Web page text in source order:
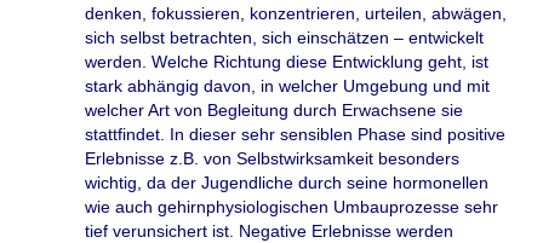
denken, fokussieren, konzentrieren, urteilen, abwägen,
sich selbst betrachten, sich einschätzen – entwickelt
werden. Welche Richtung diese Entwicklung geht, ist
stark abhängig davon, in welcher Umgebung und mit
welcher Art von Begleitung durch Erwachsene sie
stattfindet. In dieser sehr sensiblen Phase sind positive
Erlebnisse z.B. von Selbstwirksamkeit besonders
wichtig, da der Jugendliche durch seine hormonellen
wie auch gehirnphysiologischen Umbauprozesse sehr
tief verunsichert ist. Negative Erlebnisse werden